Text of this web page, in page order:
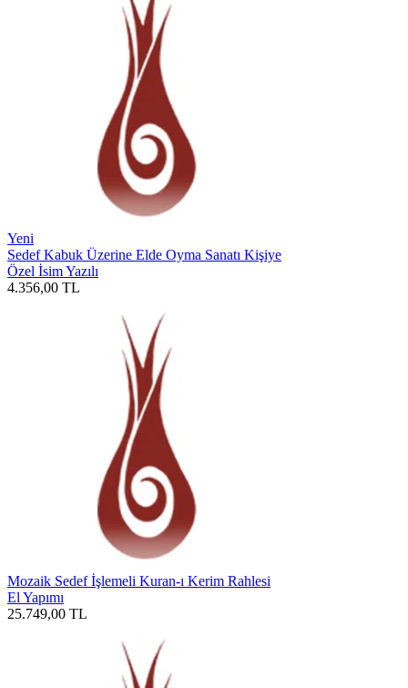
Yeni
Sedef Kabuk Üzerine Elde Oyma Sanatı Kişiye
Özel İsim Yazılı
4.356,00 TL
Mozaik Sedef İşlemeli Kuran-ı Kerim Rahlesi
El Yapımı
25.749,00 TL